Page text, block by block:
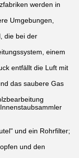
werden in
Umgebungen,
die bei der
einem
entfällt die Luft mit
das saubere Gas
und ein Rohrfilter;
und den